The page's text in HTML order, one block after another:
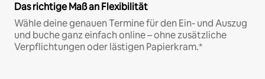
Das richtige Maß an Flexibilität
Wähle deine genauen Termine für den Ein- und Auszug
und buche ganz einfach online – ohne zusätzliche
Verpflichtungen oder lästigen Papierkram.*